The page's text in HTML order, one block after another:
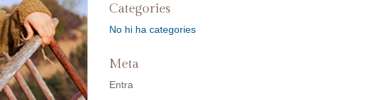
Categories
No hi ha categories
Meta
Entra